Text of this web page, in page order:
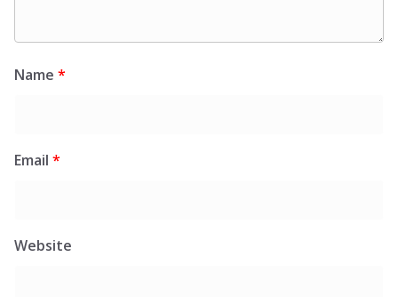
Name *
Email *
Website